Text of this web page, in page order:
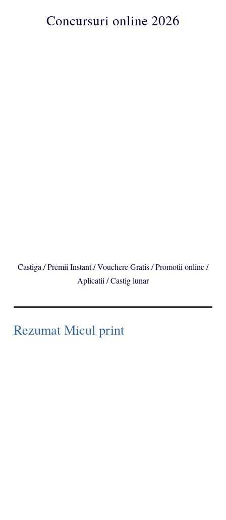
ConcursuriConcursuri online 2026
Castiga / Premii Instant / Vouchere Gratis / Promotii online /
Aplicatii / Castig lunar
Rezumat Micul print